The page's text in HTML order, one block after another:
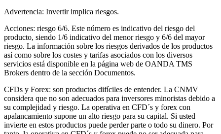
Advertencia: Invertir implica riesgos.
Acciones: riesgo 6/6. Este número es indicativo del riesgo del
producto, siendo 1/6 indicativo del menor riesgo y 6/6 del mayor
riesgo. La información sobre los riesgos derivados de los productos
así como sobre los costes y tarifas asociados con los diversos
servicios está disponible en la página web de OANDA TMS
Brokers dentro de la sección Documentos.
CFDs y Forex: son productos difíciles de entender. La CNMV
considera que no son adecuados para inversores minoristas debido a
su complejidad y riesgo. La operativa en CFD´s y forex con
apalancamiento supone un alto riesgo para su capital. Si usted
invierte en estos productos puede perder parte o todo su dinero. Por